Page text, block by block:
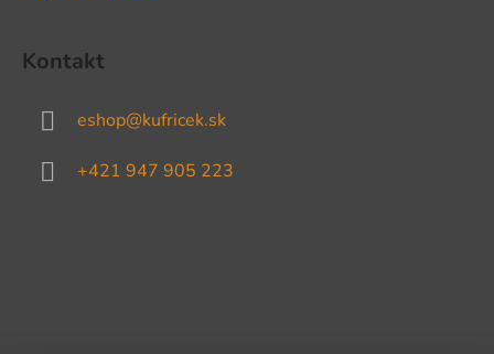
Kontakt
eshop@kufricek.sk
+421 947 905 223